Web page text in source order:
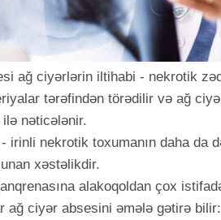
ağ ciyərlərin iltihabi - nekrotik
tərəfindən törədilir və ağ
nəticələnir.
irinli nekrotik toxumanın daha da
xəstəlikdir.
alakoqoldan çox
ağ ciyər absesini əmələ gətirə bilir: